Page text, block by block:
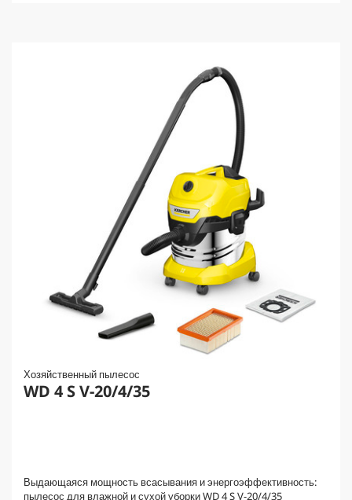
Хозяйственный пылесос
WD 4 S V-20/4/35
Выдающаяся мощность всасывания и энергоэффективность:
пылесос для влажной и сухой уборки WD 4 S V-20/4/35